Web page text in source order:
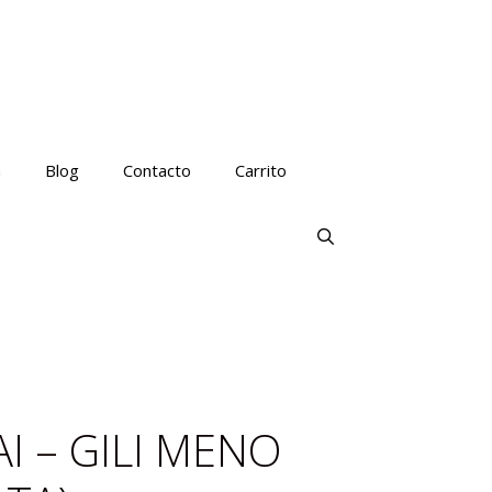
Blog Contacto Carrito
– GILI MENO